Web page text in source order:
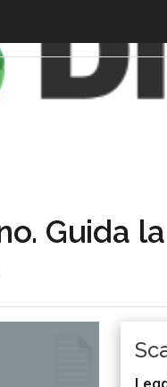
Guida